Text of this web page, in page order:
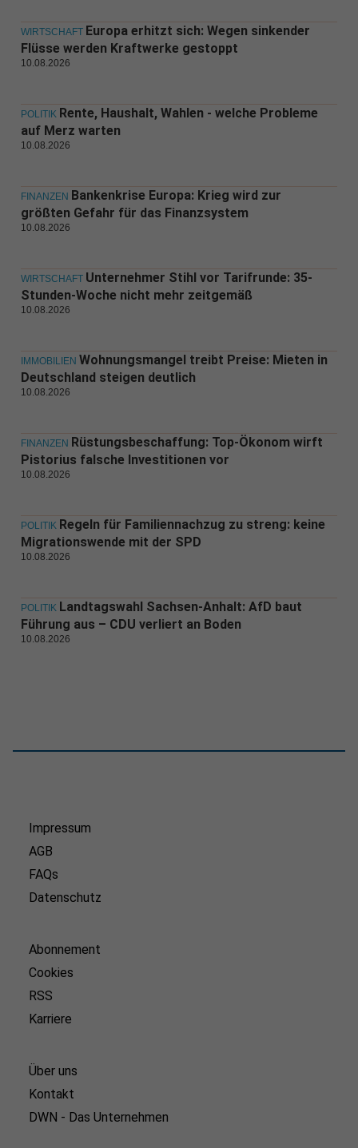
WIRTSCHAFT Europa erhitzt sich: Wegen sinkender
Flüsse werden Kraftwerke gestoppt
10.08.2026
POLITIK Rente, Haushalt, Wahlen - welche Probleme
auf Merz warten
10.08.2026
FINANZEN Bankenkrise Europa: Krieg wird zur
größten Gefahr für das Finanzsystem
10.08.2026
WIRTSCHAFT Unternehmer Stihl vor Tarifrunde: 35-
Stunden-Woche nicht mehr zeitgemäß
10.08.2026
IMMOBILIEN Wohnungsmangel treibt Preise: Mieten in
Deutschland steigen deutlich
10.08.2026
FINANZEN Rüstungsbeschaffung: Top-Ökonom wirft
Pistorius falsche Investitionen vor
10.08.2026
POLITIK Regeln für Familiennachzug zu streng: keine
Migrationswende mit der SPD
10.08.2026
POLITIK Landtagswahl Sachsen-Anhalt: AfD baut
Führung aus – CDU verliert an Boden
10.08.2026
Impressum
AGB
FAQs
Datenschutz
Abonnement
Cookies
RSS
Karriere
Über uns
Kontakt
DWN - Das Unternehmen